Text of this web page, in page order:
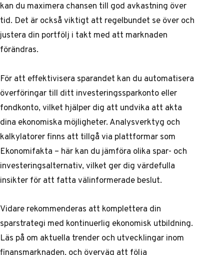
kan du maximera chansen till god avkastning över
tid. Det är också viktigt att regelbundet se över och
justera din portfölj i takt med att marknaden
förändras.
För att effektivisera sparandet kan du automatisera
överföringar till ditt investeringssparkonto eller
fondkonto, vilket hjälper dig att undvika att akta
dina ekonomiska möjligheter. Analysverktyg och
kalkylatorer finns att tillgå via plattformar som
Ekonomifakta – här kan du jämföra olika spar- och
investeringsalternativ, vilket ger dig värdefulla
insikter för att fatta välinformerade beslut.
Vidare rekommenderas att komplettera din
sparstrategi med kontinuerlig ekonomisk utbildning.
Läs på om aktuella trender och utvecklingar inom
finansmarknaden, och överväg att följa